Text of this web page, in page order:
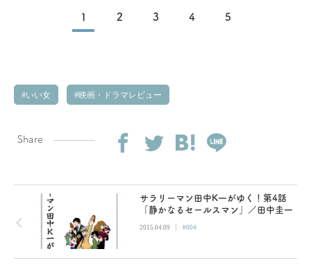
1 2 3 4 5
いい女 映画・ドラマレビュー
Share
サラリーマン田中K一がゆく！第4話
「静かなるセールスマン」／田中圭一
2015.04.09 | #004